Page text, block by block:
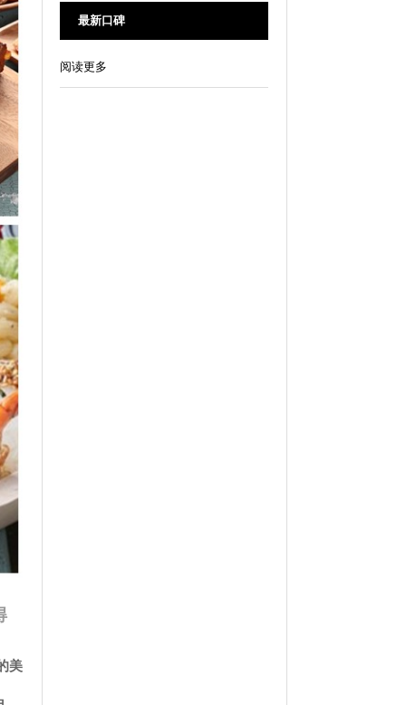
美
最新口碑
阅读更多